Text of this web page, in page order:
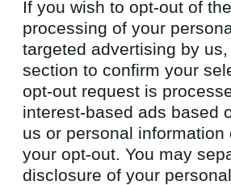
If you wish to opt-out of
processing of your
targeted advertising by
section to confirm your
opt-out request is
interest-based ads based
us or personal
your opt-out. You may
disclosure of your
Antall innlegg:
Cygnus
Montreal